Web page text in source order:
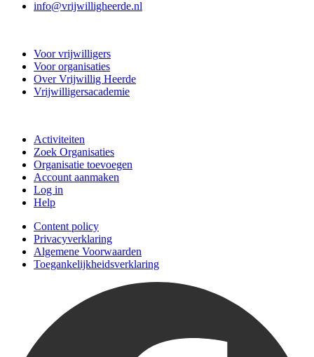
info@vrijwilligheerde.nl
Voor vrijwilligers
Voor organisaties
Over Vrijwillig Heerde
Vrijwilligersacademie
Activiteiten
Zoek Organisaties
Organisatie toevoegen
Account aanmaken
Log in
Help
Content policy
Privacyverklaring
Algemene Voorwaarden
Toegankelijkheidsverklaring